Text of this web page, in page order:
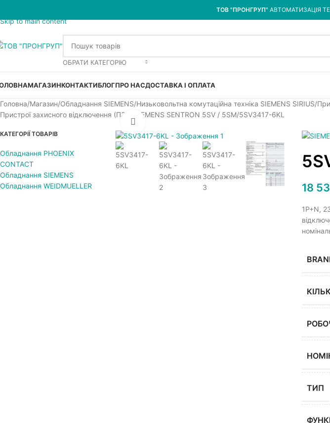
Skip to main content
ТОВ "ПРОНГРУП" АВТОМАТИЗАЦІЯ
ОБРАТИ КАТЕГОРІЮ
МАГАЗИНКОНТАКТИБЛОГПРО НАСДОСТАВКА І ОПЛАТА
Головна Магазин Обладнання SIEMENS Низьковольтна комутаційна техніка SIEMENS SIRIUS
Пристрої захисного відключення (ПЗВ) SIEMENS SENTRON 5SV / 5SM 5SV3417-6KL
КАТЕГОРІЇ ТОВАРІВ
Обладнання PHOENIX
CONTACT
Обладнання SIEMENS
Обладнання WEIDMUELLER
18
1Р+N,
ТИП